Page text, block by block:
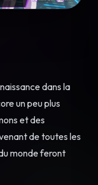
dans la
un peu plus
et des
de toutes les
monde feront